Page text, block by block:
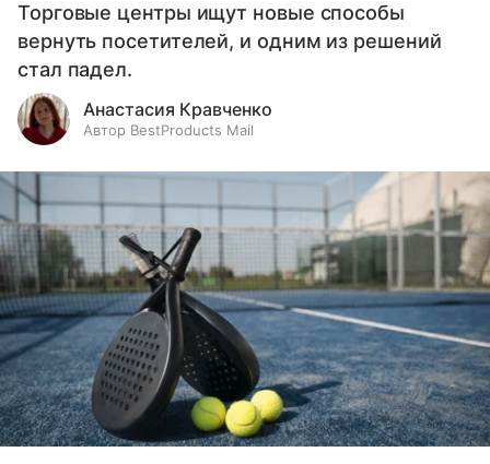
Торговые центры ищут новые способы
вернуть посетителей, и одним из решений
стал падел.
Анастасия Кравченко
Автор BestProducts Mail